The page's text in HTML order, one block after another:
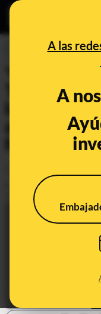
A las
A
PREBUNKING
'Celebrity
Twitter
las
aviones
famosos
Publicado el
Actualizado el
Dec 16, 2022,